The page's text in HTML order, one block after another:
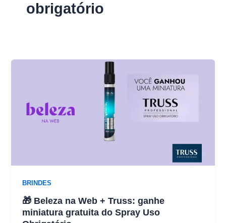
obrigatório
BRINDES
🎁 Beleza na Web + Truss: ganhe
miniatura gratuita do Spray Uso